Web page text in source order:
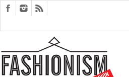
EDITORIALS
COUPLES
THERAPY
SARTORIAGRAM